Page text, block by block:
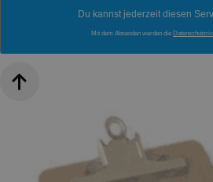
Du kannst jederzeit diesen
Mit dem Absenden werden die